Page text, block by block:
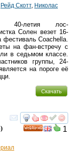
Рейд Скотт, Николас
40-летия лос-
Солен везет 16-
Coachella.
на фан-встречу с
в седьмом классе.
группы, 24-
на пороге её
Скачать
смотреть
1